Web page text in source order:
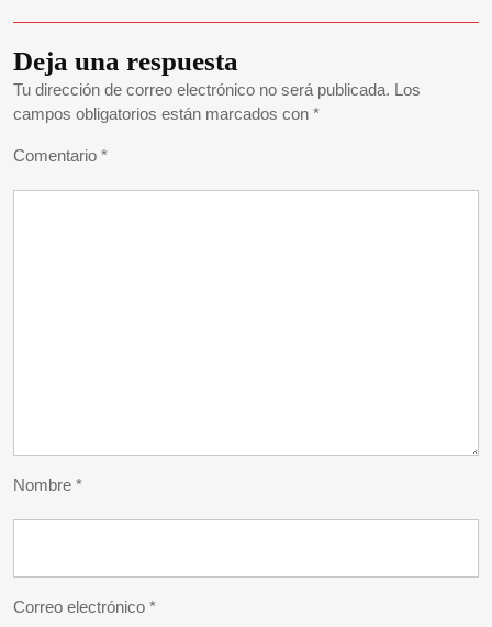
Deja una respuesta
Tu dirección de correo electrónico no será publicada. Los
campos obligatorios están marcados con *
Comentario *
Nombre *
Correo electrónico *